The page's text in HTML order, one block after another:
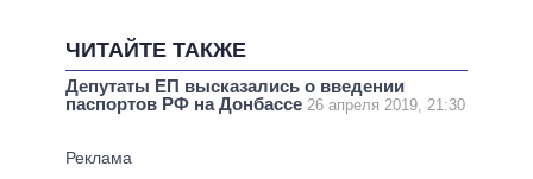
ЧИТАЙТЕ ТАКЖЕ
Депутаты ЕП высказались о введении
паспортов РФ на Донбассе 26 апреля 2019, 21:30